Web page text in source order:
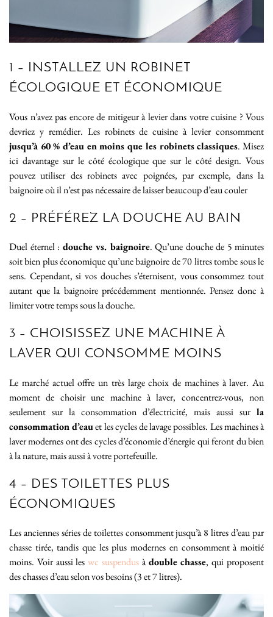
1 – INSTALLEZ UN ROBINET
ÉCOLOGIQUE ET ÉCONOMIQUE
Vous n’avez pas encore de mitigeur à levier dans votre cuisine ? Vous
devriez y remédier. Les robinets de cuisine à levier consomment
jusqu’à 60 % d’eau en moins que les robinets classiques. Misez
ici davantage sur le côté écologique que sur le côté design. Vous
pouvez utiliser des robinets avec poignées, par exemple, dans la
baignoire où il n’est pas nécessaire de laisser beaucoup d’eau couler
2 – PRÉFÉREZ LA DOUCHE AU BAIN
Duel éternel : douche vs. baignoire. Qu’une douche de 5 minutes
soit bien plus économique qu’une baignoire de 70 litres tombe sous le
sens. Cependant, si vos douches s’éternisent, vous consommez tout
autant que la baignoire précédemment mentionnée. Pensez donc à
limiter votre temps sous la douche.
3 – CHOISISSEZ UNE MACHINE À
LAVER QUI CONSOMME MOINS
Le marché actuel offre un très large choix de machines à laver. Au
moment de choisir une machine à laver, concentrez-vous, non
seulement sur la consommation d’électricité, mais aussi sur la
consommation d’eauet les cycles de lavage possibles. Les machines à
laver modernes ont des cycles d’économie d’énergie qui feront du bien
à la nature, mais aussi à votre portefeuille.
4 – DES TOILETTES PLUS
ÉCONOMIQUES
Les anciennes séries de toilettes consomment jusqu’à 8 litres d’eau par
chasse tirée, tandis que les plus modernes en consomment à moitié
moins. Voir aussi leswc suspendus àdouble chasse, qui proposent
des chasses d’eau selon vos besoins (3 et 7 litres).